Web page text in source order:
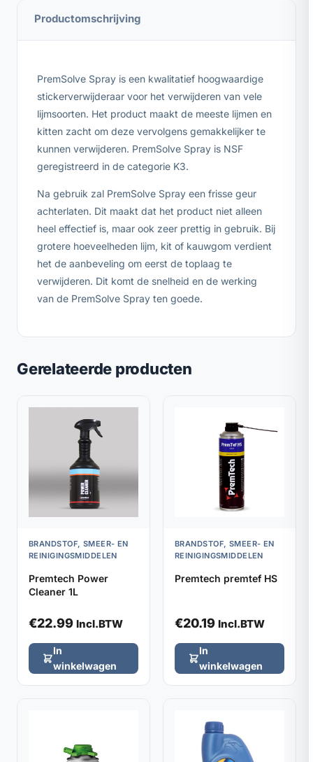
Productomschrijving
PremSolve Spray is een kwalitatief hoogwaardige
stickerverwijderaar voor het verwijderen van vele
lijmsoorten. Het product maakt de meeste lijmen en
kitten zacht om deze vervolgens gemakkelijker te
kunnen verwijderen. PremSolve Spray is NSF
geregistreerd in de categorie K3.
Na gebruik zal PremSolve Spray een frisse geur
achterlaten. Dit maakt dat het product niet alleen
heel effectief is, maar ook zeer prettig in gebruik. Bij
grotere hoeveelheden lijm, kit of kauwgom verdient
het de aanbeveling om eerst de toplaag te
verwijderen. Dit komt de snelheid en de werking
van de PremSolve Spray ten goede.
Gerelateerde producten
BRANDSTOF, SMEER- EN
REINIGINGSMIDDELEN
Premtech Power
Cleaner 1L
€22.99 Incl.BTW
In
winkelwagen
BRANDSTOF, SMEER- EN
REINIGINGSMIDDELEN
Premtech premtef HS
€20.19 Incl.BTW
In
winkelwagen